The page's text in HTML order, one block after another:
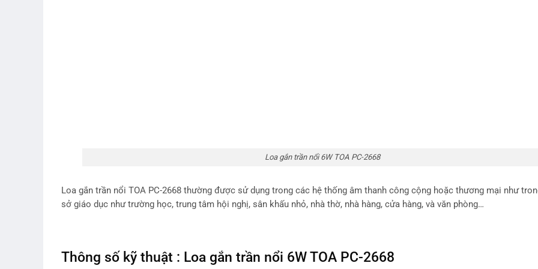
Loa gắn trần nổi 6W TOA PC-2668
Loa gắn trần nổi TOA PC-2668 thường được sử dụng trong các hệ thống âm thanh công cộng hoặc thương mại như
sở giáo dục như trường học, trung tâm hội nghị, sân khấu nhỏ, nhà thờ, nhà hàng, cửa hàng, và văn phòng…
Thông số kỹ thuật : Loa gắn trần nổi 6W TOA PC-2668